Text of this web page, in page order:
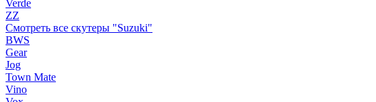
Verde
ZZ
Смотреть все скутеры "Suzuki"
BWS
Gear
Jog
Town Mate
Vino